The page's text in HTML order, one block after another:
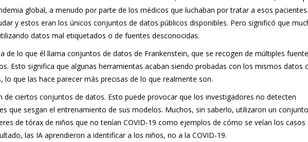
global, a menudo por parte de los médicos que luchaban por tratar a esos
y estos eran los únicos conjuntos de datos públicos disponibles. Pero significó que
datos mal etiquetados o de fuentes desconocidas.
de lo que él llama conjuntos de datos de Frankenstein, que se recogen de múltiples
Esto significa que algunas herramientas acaban siendo probadas con los mismos datos
lo que las hace parecer más precisas de lo que realmente son.
de ciertos conjuntos de datos. Esto puede provocar que los investigadores no detecten
que sesgan el entrenamiento de sus modelos. Muchos, sin saberlo, utilizaron un
de tórax de niños que no tenían COVID-19 como ejemplos de cómo se veían los casos
las IA aprendieron a identificar a los niños, no a la COVID-19.